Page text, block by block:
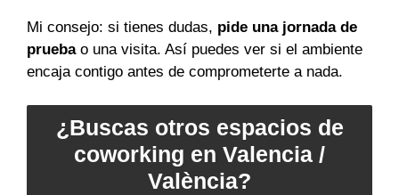
Mi consejo: si tienes dudas, pide una jornada de
pruebao una visita. Así puedes ver si el ambiente
encaja contigo antes de comprometerte a nada.
¿Buscas otros espacios de
coworking en Valencia /
València?